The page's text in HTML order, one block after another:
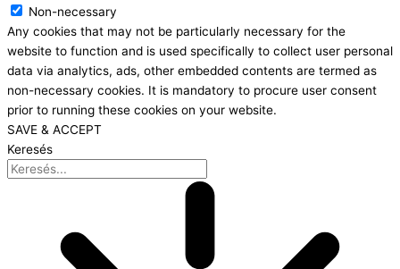
Non-necessary
Any cookies that may not be particularly necessary for the
website to function and is used specifically to collect user personal
data via analytics, ads, other embedded contents are termed as
non-necessary cookies. It is mandatory to procure user consent
prior to running these cookies on your website.
SAVE & ACCEPT
Keresés